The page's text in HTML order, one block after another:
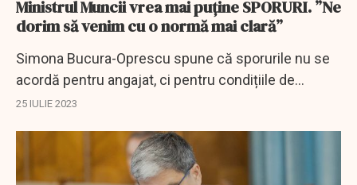
Ministrul Muncii vrea mai puține SPORURI. ”Ne
dorim să venim cu o normă mai clară”
Simona Bucura-Oprescu spune că sporurile nu se
acordă pentru angajat, ci pentru condițiile de
muncă.
25 IULIE 2023